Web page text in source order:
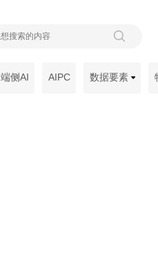
端侧AI AIPC 数据要素